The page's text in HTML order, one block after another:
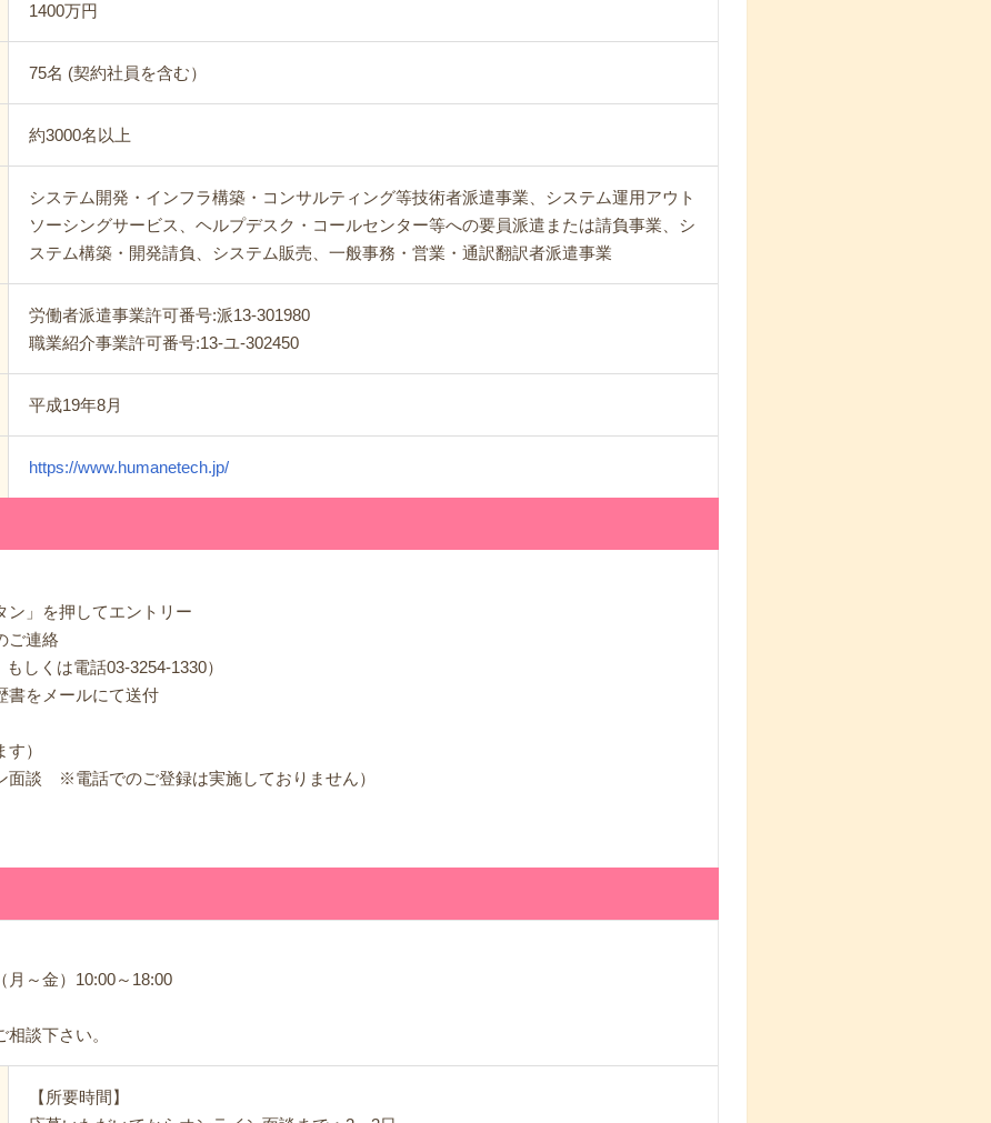
1400万円
75名 (契約社員を含む）
約3000名以上
システム開発・インフラ構築・コンサルティング等技術者派遣事業、システム運用アウト
ソーシングサービス、ヘルプデスク・コールセンター等への要員派遣または請負事業、シ
ステム構築・開発請負、システム販売、一般事務・営業・通訳翻訳者派遣事業
労働者派遣事業許可番号:派13-301980
職業紹介事業許可番号:13-ユ-302450
平成19年8月
https://www.humanetech.jp/
」を押してエントリー
ご連絡
しくは電話03-3254-1330）
書をメールにて送付
）
面談 ※電話でのご登録は実施しておりません）
～金）10:00～18:00
談下さい。
【所要時間】